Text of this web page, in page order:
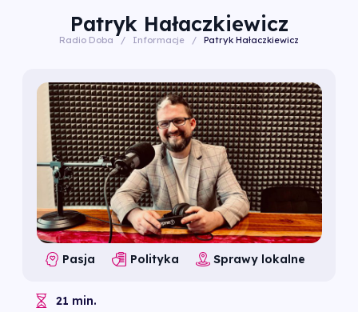
Patryk Hałaczkiewicz
Radio Doba / Informacje / Patryk Hałaczkiewicz
Pasja Polityka Sprawy lokalne
21 min.